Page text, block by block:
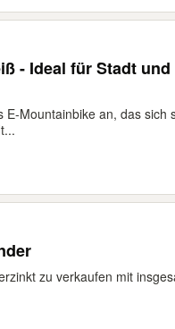
- Ideal für Stadt und
E-Mountainbike an, das sich
zu verkaufen mit